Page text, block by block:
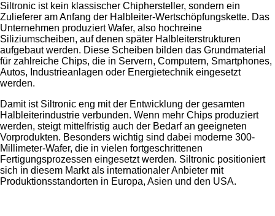
Siltronic ist kein klassischer Chiphersteller, sondern ein
Zulieferer am Anfang der Halbleiter-Wertschöpfungskette. Das
Unternehmen produziert Wafer, also hochreine
Siliziumscheiben, auf denen später Halbleiterstrukturen
aufgebaut werden. Diese Scheiben bilden das Grundmaterial
für zahlreiche Chips, die in Servern, Computern, Smartphones,
Autos, Industrieanlagen oder Energietechnik eingesetzt
werden.
Damit ist Siltronic eng mit der Entwicklung der gesamten
Halbleiterindustrie verbunden. Wenn mehr Chips produziert
werden, steigt mittelfristig auch der Bedarf an geeigneten
Vorprodukten. Besonders wichtig sind dabei moderne 300-
Millimeter-Wafer, die in vielen fortgeschrittenen
Fertigungsprozessen eingesetzt werden. Siltronic positioniert
sich in diesem Markt als internationaler Anbieter mit
Produktionsstandorten in Europa, Asien und den USA.